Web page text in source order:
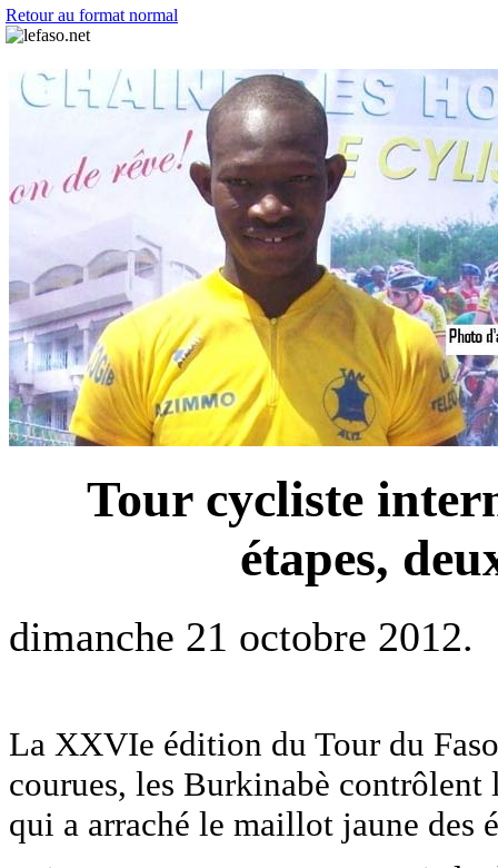
Retour au format normal
Tour cycliste
étapes,
dimanche 21 octobre 2012.
La XXVIe édition du Tour du
courues, les Burkinabè contrôlent
qui a arraché le maillot jaune des